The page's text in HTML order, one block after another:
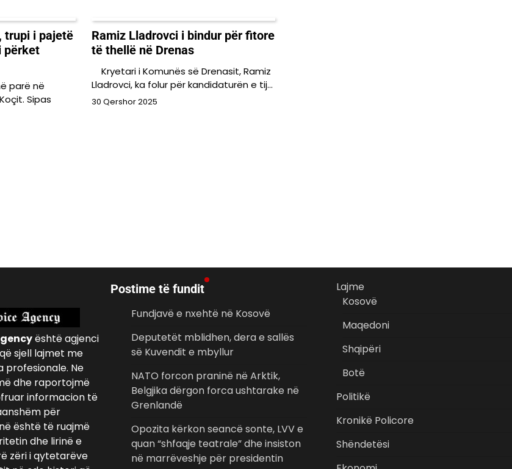
trupi i pajetë
përket
parë në
Sipas
Ramiz Lladrovci i bindur për fitore
të thellë në Drenas
Kryetari i Komunës së Drenasit, Ramiz
Lladrovci, ka folur për kandidaturën e tij…
30 Qershor 2025
është agjenci
sjell lajmet me
Ne
dhe raportojmë
informacion të
për
është të ruajmë
dhe lirinë e
zëri i qytetarëve
Postime të fundit
Fundjavë e nxehtë në Kosovë
Deputetët mblidhen, dera e sallës
së Kuvendit e mbyllur
NATO forcon praninë në Arktik,
Belgjika dërgon forca ushtarake në
Grenlandë
Opozita kërkon seancë sonte, LVV e
quan “shfaqje teatrale” dhe insiston
në marrëveshje për presidentin
Lajme
Kosovë
Maqedoni
Shqipëri
Botë
Politikë
Kronikë Policore
Shëndetësi